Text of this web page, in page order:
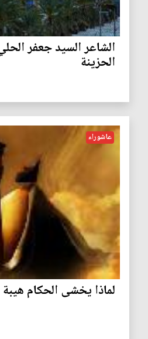
الشاعر السيد جعفر
الحزينة
عاشوراء
لماذا يخشى الحكام